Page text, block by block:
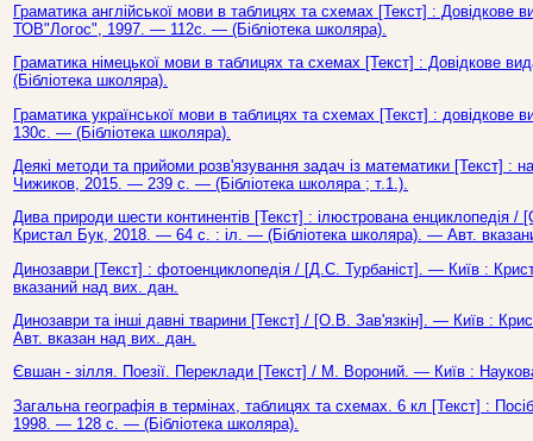
Граматика англійської мови в таблицях та схемах [Текст] :
ТОВ"Логос", 1997. — 112с. — (Бібліотека школяра).
Граматика німецької мови в таблицях та схемах [Текст] :
(Бібліотека школяра).
Граматика української мови в таблицях та схемах [Текст] :
130с. — (Бібліотека школяра).
Деякі методи та прийоми розв'язування задач із математики
Чижиков, 2015. — 239 с. — (Бібліотека школяра ; т.1.).
Дива природи шести континентів [Текст] : ілюстрована
Кристал Бук, 2018. — 64 с. : іл. — (Бібліотека школяра). — Авт.
Динозаври [Текст] : фотоенциклопедія / [Д.С. Турбаніст]. — Київ :
вказаний над вих. дан.
Динозаври та інші давні тварини [Текст] / [О.В. Зав'язкін]. — Київ :
Авт. вказан над вих. дан.
Євшан - зілля. Поезії. Переклади [Текст] / М. Вороний. — Київ :
Загальна географія в термінах, таблицях та схемах. 6 кл [Текст] :
1998. — 128 с. — (Бібліотека школяра).